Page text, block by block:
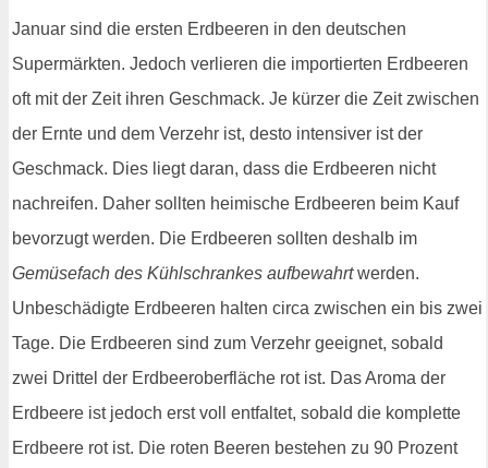
Januar sind die ersten Erdbeeren in den deutschen
Supermärkten. Jedoch verlieren die importierten Erdbeeren
oft mit der Zeit ihren Geschmack. Je kürzer die Zeit zwischen
der Ernte und dem Verzehr ist, desto intensiver ist der
Geschmack. Dies liegt daran, dass die Erdbeeren nicht
nachreifen. Daher sollten heimische Erdbeeren beim Kauf
bevorzugt werden. Die Erdbeeren sollten deshalb im
Gemüsefach des Kühlschrankes aufbewahrtwerden.
Unbeschädigte Erdbeeren halten circa zwischen ein bis zwei
Tage. Die Erdbeeren sind zum Verzehr geeignet, sobald
zwei Drittel der Erdbeeroberfläche rot ist. Das Aroma der
Erdbeere ist jedoch erst voll entfaltet, sobald die komplette
Erdbeere rot ist. Die roten Beeren bestehen zu 90 Prozent